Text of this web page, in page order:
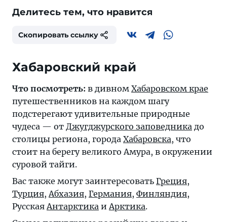
Делитесь тем, что нравится
Скопировать ссылку
Хабаровский край
Что посмотреть: в дивном Хабаровском крае
путешественников на каждом шагу
подстерегают удивительные природные
чудеса — от Джугджурского заповедника до
столицы региона, города Хабаровска, что
стоит на берегу великого Амура, в окружении
суровой тайги.
Вас также могут заинтересовать Греция,
Турция,Абхазия, Германия, Финляндия,
РусскаяАнтарктика иАрктика.